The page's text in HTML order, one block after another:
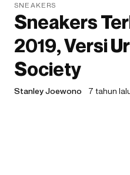
SNEAKERS
Sneakers
2019, Versi
Society
Stanley Joewono 7 tahun